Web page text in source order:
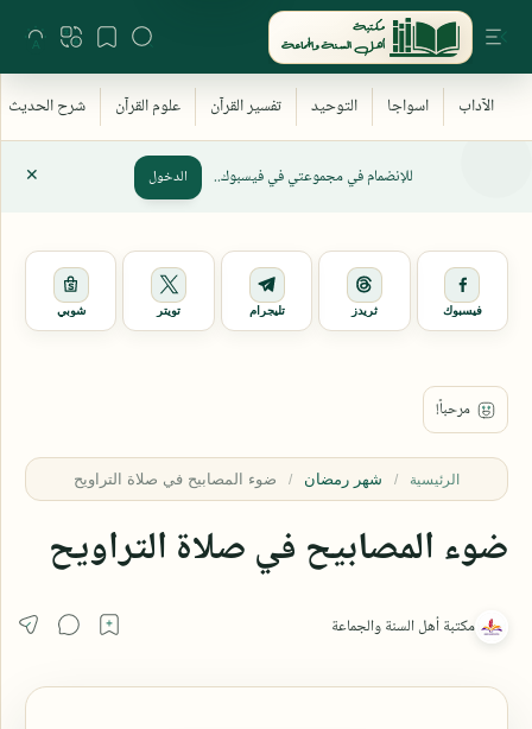
للإنضمام في مجموعتي في فيسبوك.. الدخول
فيسبوك ثريدز تليجرام تويتر شوبي
الرئيسية شهر رمضان
ضوء المصابيح في صلاة التراويح